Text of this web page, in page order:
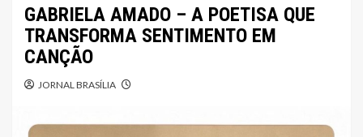
GABRIELA AMADO – A POETISA QUE
TRANSFORMA SENTIMENTO EM
CANÇÃO
JORNAL BRASÍLIA